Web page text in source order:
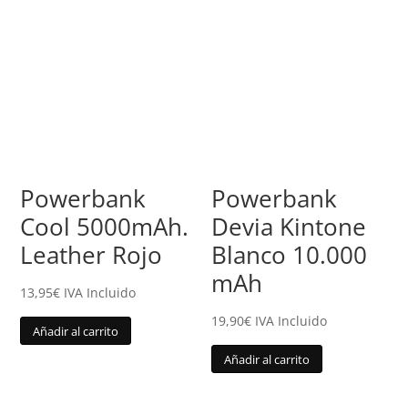
Powerbank
Cool 5000mAh.
Leather Rojo
13,95€ IVA Incluido
Añadir al carrito
Powerbank
Devia Kintone
Blanco 10.000
mAh
19,90€ IVA Incluido
Añadir al carrito